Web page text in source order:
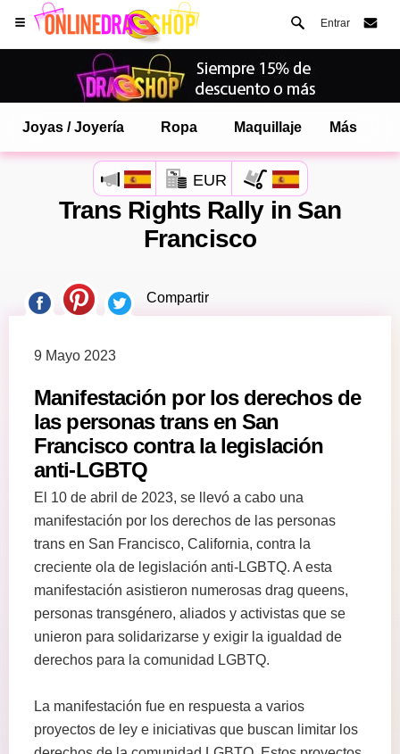
Entrar
Joyas / Joyería Ropa Maquillaje Más
EUR
Trans Rights Rally in San
Francisco
Compartir
9 Mayo 2023
Manifestación por los derechos de
las personas trans en San
Francisco contra la legislación
anti-LGBTQ
El 10 de abril de 2023, se llevó a cabo una
manifestación por los derechos de las personas
trans en San Francisco, California, contra la
creciente ola de legislación anti-LGBTQ. A esta
manifestación asistieron numerosas drag queens,
personas transgénero, aliados y activistas que se
unieron para solidarizarse y exigir la igualdad de
derechos para la comunidad LGBTQ.
La manifestación fue en respuesta a varios
proyectos de ley e iniciativas que buscan limitar los
Abre tu menú de Safari.
o toque el botón de safari como se muestra a la izquierda
y toca AÑADIR A LA
como APLICACIÓN
mas